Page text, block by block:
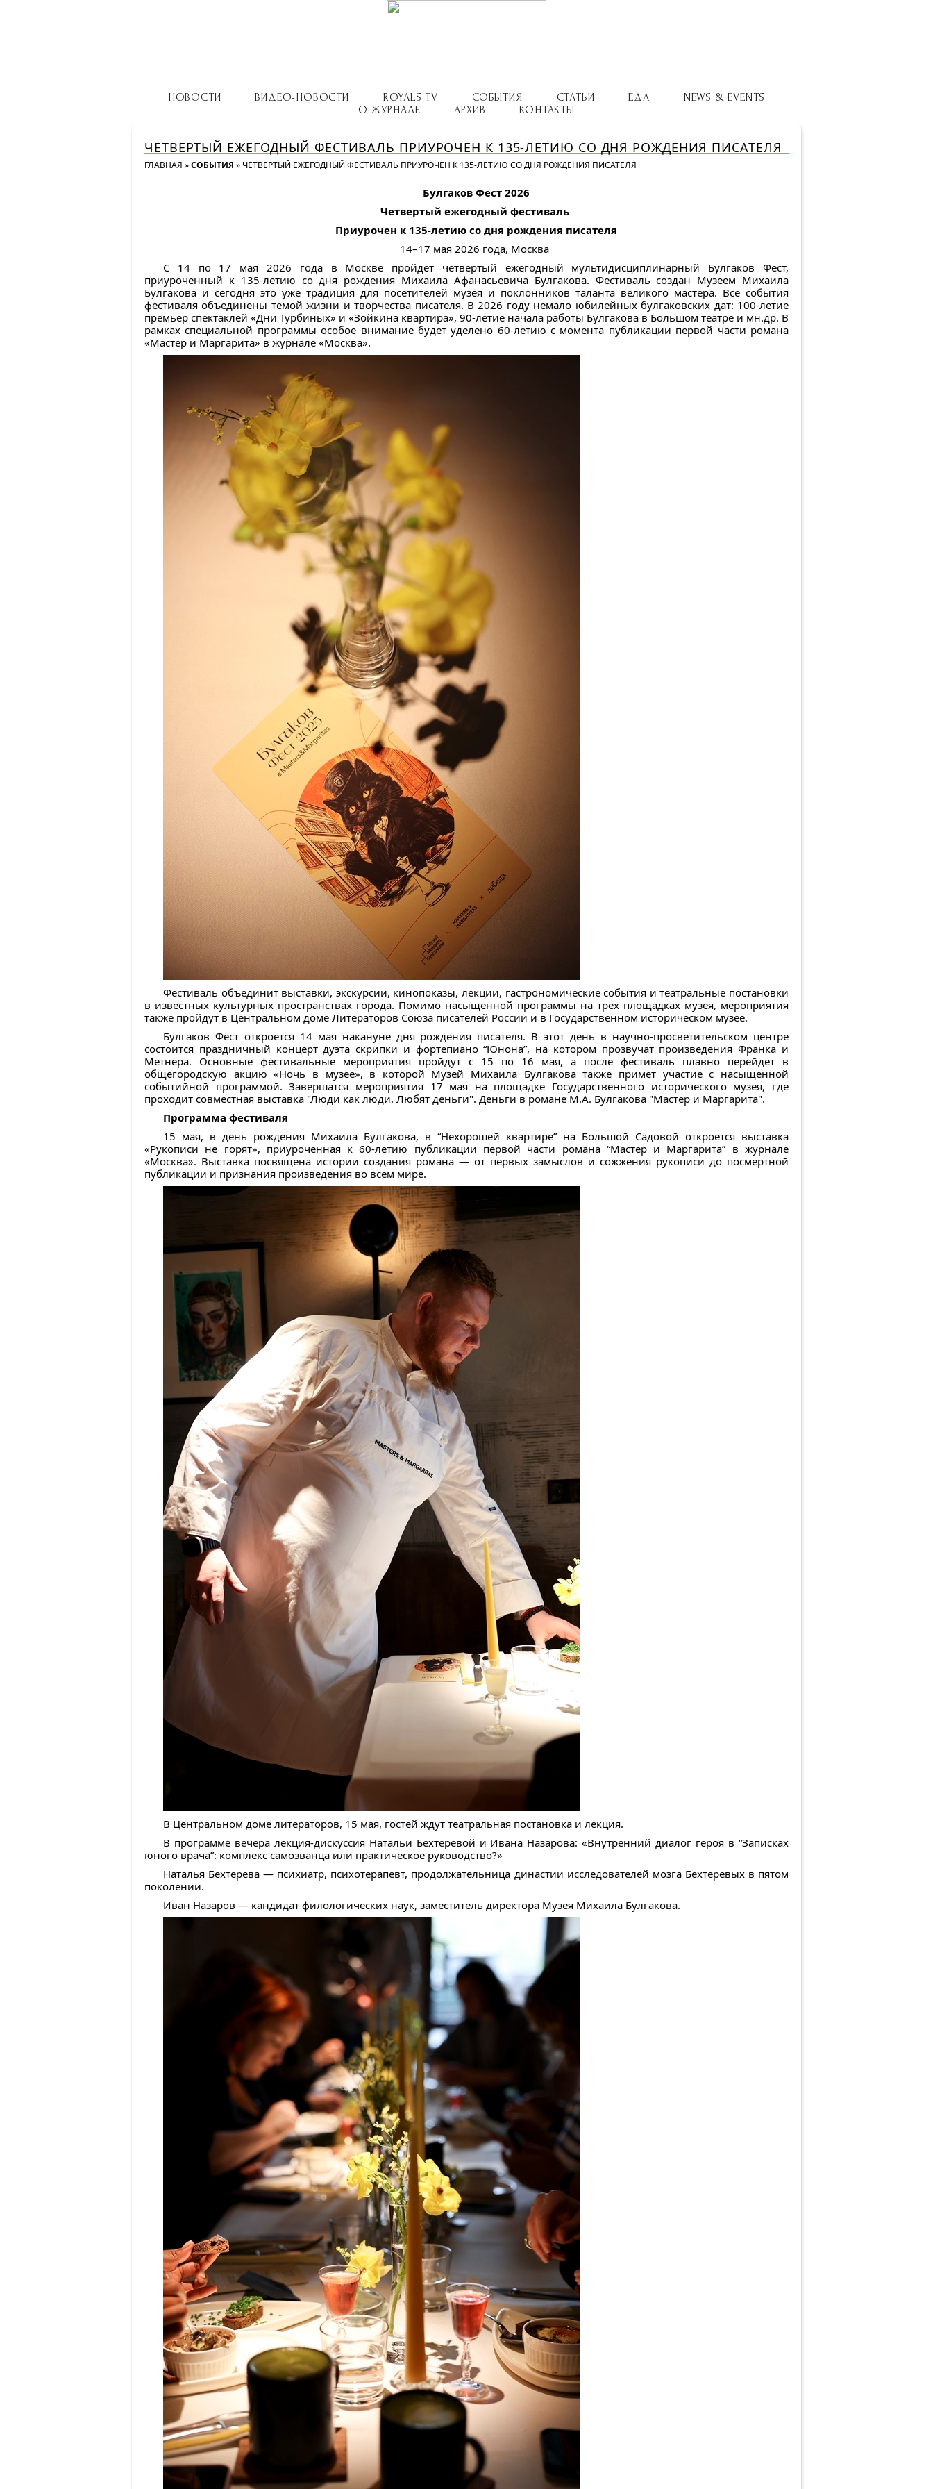
НОВОСТИ ВИДЕО-НОВОСТИ ROYALS TV СОБЫТИЯ СТАТЬИ ЕДА
NEWS & EVENTS
О ЖУРНАЛЕ
АРХИВ КОНТАКТЫ
ЧЕТВЕРТЫЙ ЕЖЕГОДНЫЙ ФЕСТИВАЛЬ ПРИУРОЧЕН К 135-ЛЕТИЮ СО ДНЯ РОЖДЕНИЯ ПИСАТЕЛЯ
ГЛАВНАЯ »СОБЫТИЯ » ЧЕТВЕРТЫЙ ЕЖЕГОДНЫЙ ФЕСТИВАЛЬ ПРИУРОЧЕН К 135-ЛЕТИЮ СО ДНЯ РОЖДЕНИЯ ПИСАТЕЛЯ
Булгаков Фест 2026
Четвертый ежегодный фестиваль
Приурочен к 135-летию со дня рождения писателя
14–17 мая 2026 года, Москва
С 14 по 17 мая 2026 года в Москве пройдет четвертый ежегодный мультидисциплинарный Булгаков Фест,
приуроченный к 135-летию со дня рождения Михаила Афанасьевича Булгакова. Фестиваль создан Музеем Михаила
Булгакова и сегодня это уже традиция для посетителей музея и поклонников таланта великого мастера. Все события
фестиваля объединены темой жизни и творчества писателя. В 2026 году немало юбилейных булгаковских дат: 100-летие
премьер спектаклей «Дни Турбиных» и «Зойкина квартира», 90-летие начала работы Булгакова в Большом театре и мн.др. В
рамках специальной программы особое внимание будет уделено 60-летию с момента публикации первой части романа
«Мастер и Маргарита» в журнале «Москва».
Фестиваль объединит выставки, экскурсии, кинопоказы, лекции, гастрономические события и театральные постановки
в известных культурных пространствах города. Помимо насыщенной программы на трех площадках музея, мероприятия
также пройдут в Центральном доме Литераторов Союза писателей России и в Государственном историческом музее.
Булгаков Фест откроется 14 мая накануне дня рождения писателя. В этот день в научно-просветительском центре
состоится праздничный концерт дуэта скрипки и фортепиано “Юнона”, на котором прозвучат произведения Франка и
Метнера. Основные фестивальные мероприятия пройдут с 15 по 16 мая, а после фестиваль плавно перейдет в
общегородскую акцию «Ночь в музее», в которой Музей Михаила Булгакова также примет участие с насыщенной
событийной программой. Завершатся мероприятия 17 мая на площадке Государственного исторического музея, где
проходит совместная выставка "Люди как люди. Любят деньги". Деньги в романе М.А. Булгакова "Мастер и Маргарита".
Программа фестиваля
15 мая, в день рождения Михаила Булгакова, в “Нехорошей квартире” на Большой Садовой откроется выставка
«Рукописи не горят», приуроченная к 60-летию публикации первой части романа “Мастер и Маргарита” в журнале
«Москва». Выставка посвящена истории создания романа — от первых замыслов и сожжения рукописи до посмертной
публикации и признания произведения во всем мире.
В Центральном доме литераторов, 15 мая, гостей ждут театральная постановка и лекция.
В программе вечера лекция-дискуссия Натальи Бехтеревой и Ивана Назарова: «Внутренний диалог героя в “Записках
юного врача”: комплекс самозванца или практическое руководство?»
Наталья Бехтерева — психиатр, психотерапевт, продолжательница династии исследователей мозга Бехтеревых в пятом
поколении.
Иван Назаров — кандидат филологических наук, заместитель директора Музея Михаила Булгакова.